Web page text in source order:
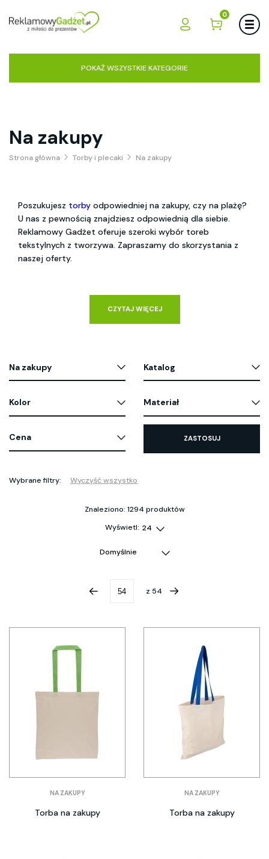
0
POKAŻ WSZYSTKIE KATEGORIE
Na zakupy
Strona główna Torby i plecaki Na zakupy
Poszukujesz torby odpowiedniej na zakupy, czy na plażę?
U nas z pewnością znajdziesz odpowiednią dla siebie.
Reklamowy Gadżet oferuje szeroki wybór toreb
tekstylnych z tworzywa. Zapraszamy do skorzystania z
naszej oferty.
CZYTAJ WIĘCEJ
Na zakupy Katalog
Kolor Materiał
Cena ZASTOSUJ
Wybrane filtry: Wyczyść wszystko
Znaleziono: 1294 produktów
Wyświetl:
z 54
NA ZAKUPY
Torba na zakupy
NA ZAKUPY
Torba na zakupy